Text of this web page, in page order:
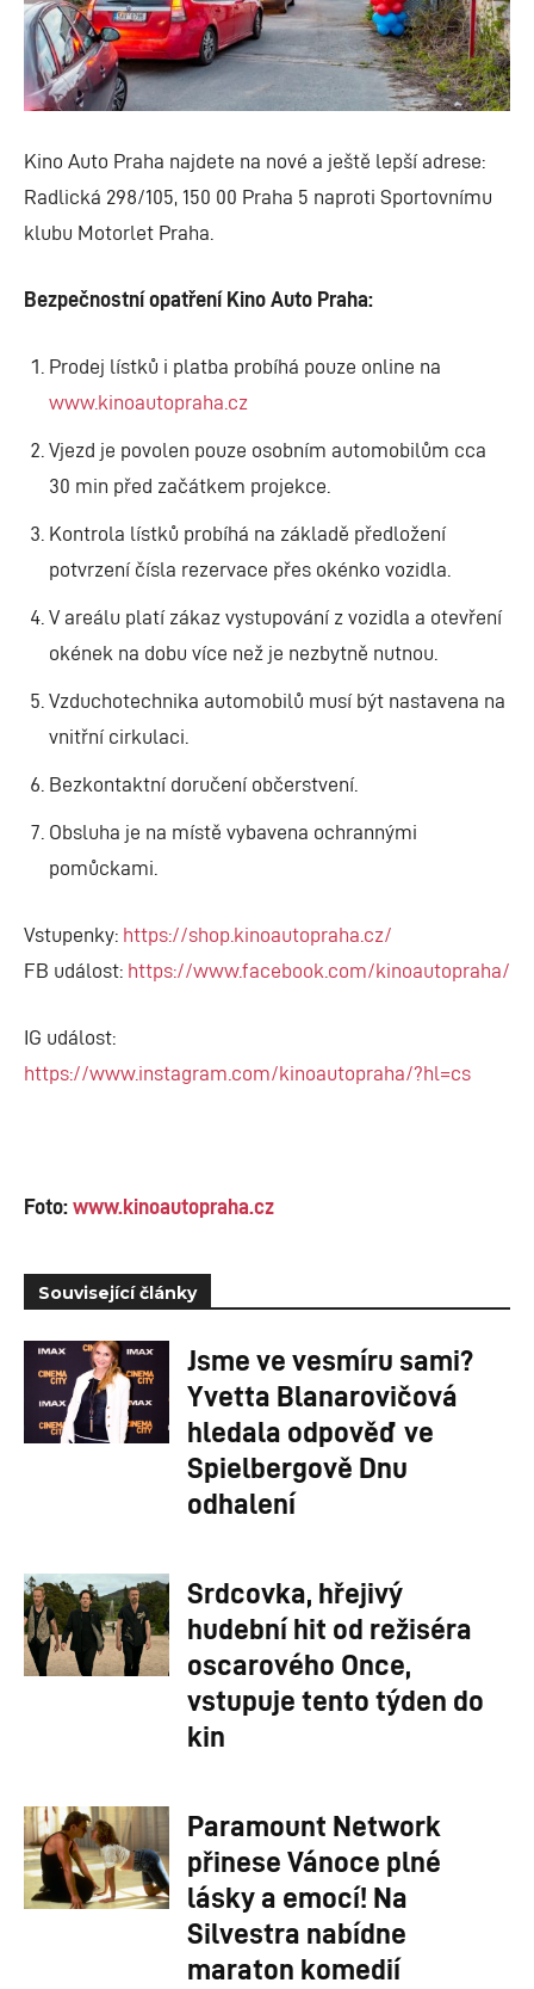
Kino Auto Praha najdete na nové a ještě lepší adrese:
Radlická 298/105, 150 00 Praha 5 naproti Sportovnímu
klubu Motorlet Praha.
Bezpečnostní opatření Kino Auto Praha:
Prodej lístků i platba probíhá pouze online na
www.kinoautopraha.cz
Vjezd je povolen pouze osobním automobilům cca
30 min před začátkem projekce.
Kontrola lístků probíhá na základě předložení
potvrzení čísla rezervace přes okénko vozidla.
V areálu platí zákaz vystupování z vozidla a otevření
okének na dobu více než je nezbytně nutnou.
Vzduchotechnika automobilů musí být nastavena na
vnitřní cirkulaci.
Bezkontaktní doručení občerstvení.
Obsluha je na místě vybavena ochrannými
pomůckami.
Vstupenky: https://shop.kinoautopraha.cz/
FB událost: https://www.facebook.com/kinoautopraha/
IG událost:
https://www.instagram.com/kinoautopraha/?hl=cs
Foto:www.kinoautopraha.cz
Související články
Jsme ve vesmíru sami?
Yvetta Blanarovičová
hledala odpověď ve
Spielbergově Dnu
odhalení
Srdcovka, hřejivý
hudební hit od režiséra
oscarového Once,
vstupuje tento týden do
kin
Paramount Network
přinese Vánoce plné
lásky a emocí! Na
Silvestra nabídne
maraton komedií